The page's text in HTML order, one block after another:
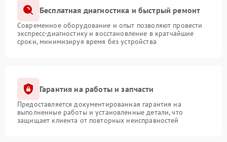
Бесплатная диагностика и быстрый ремонт
Современное оборудование и опыт позволяют провести
экспресс-диагностику и восстановление в кратчайшие
сроки, минимизируя время без устройства
Гарантия на работы и запчасти
Предоставляется документированная гарантия на
выполненные работы и установленные детали, что
защищает клиента от повторных неисправностей